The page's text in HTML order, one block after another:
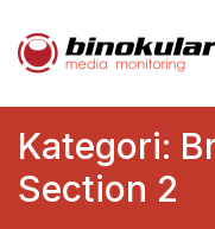
Kategori:
Section 2